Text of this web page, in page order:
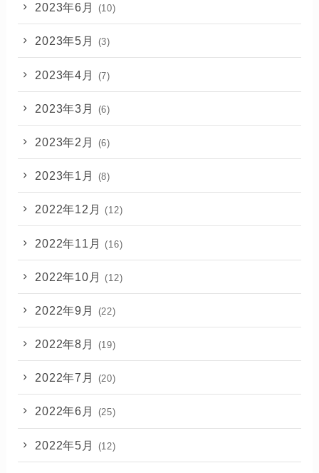
2023年6月 (10)
2023年5月 (3)
2023年4月 (7)
2023年3月 (6)
2023年2月 (6)
2023年1月 (8)
2022年12月 (12)
2022年11月 (16)
2022年10月 (12)
2022年9月 (22)
2022年8月 (19)
2022年7月 (20)
2022年6月 (25)
2022年5月 (12)